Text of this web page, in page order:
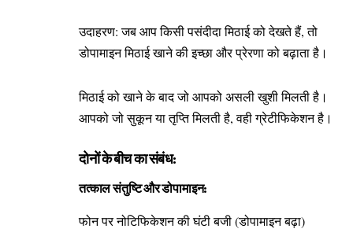
उदाहरण: जब आप किसी पसंदीदा मिठाई को देखते हैं, तो
डोपामाइन मिठाई खाने की इच्छा और प्रेरणा को बढ़ाता है।
मिठाई को खाने के बाद जो आपको असली खुशी मिलती है।
आपको जो सुकून या तृप्ति मिलती है, वही ग्रेटीफिकेशन है।
दोनों के बीच का संबंध:
तत्काल संतुष्टि और डोपामाइन:
फोन पर नोटिफिकेशन की घंटी बजी (डोपामाइन बढ़ा)